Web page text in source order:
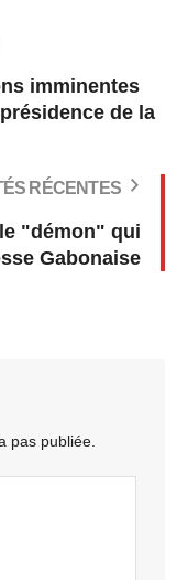
imminentes
de la
RÉCENTES
"démon" qui
Gabonaise
pas publiée.